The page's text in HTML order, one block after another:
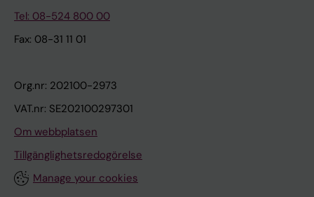
Tel: 08-524 800 00
Fax: 08-31 11 01
Org.nr: 202100-2973
VAT.nr: SE202100297301
Om webbplatsen
Tillgänglighetsredogörelse
Manage your cookies